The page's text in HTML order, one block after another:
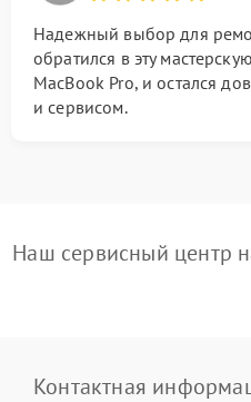
Надежный выбор для
обратился в эту
MacBook Pro, и остался
и сервисом.
Наш сервисный центр
Контактная